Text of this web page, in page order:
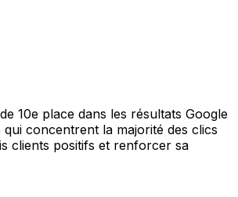
10e place dans les résultats Google
concentrent la majorité des clics
clients positifs et renforcer sa